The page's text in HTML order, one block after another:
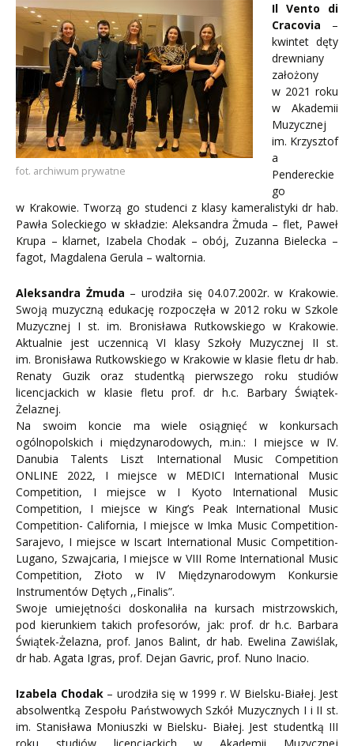
fot. archiwum prywatne
Il Vento di
Cracovia –
kwintet dęty
drewniany
założony
w 2021 roku
w Akademii
Muzycznej
im. Krzysztof
a
Pendereckie
go
w Krakowie. Tworzą go studenci z klasy kameralistyki dr hab.
Pawła Soleckiego w składzie: Aleksandra Żmuda – flet, Paweł
Krupa – klarnet, Izabela Chodak – obój, Zuzanna Bielecka –
fagot, Magdalena Gerula – waltornia.
Aleksandra Żmuda – urodziła się 04.07.2002r. w Krakowie.
Swoją muzyczną edukację rozpoczęła w 2012 roku w Szkole
Muzycznej I st. im. Bronisława Rutkowskiego w Krakowie.
Aktualnie jest uczennicą VI klasy Szkoły Muzycznej II st.
im. Bronisława Rutkowskiego w Krakowie w klasie fletu dr hab.
Renaty Guzik oraz studentką pierwszego roku studiów
licencjackich w klasie fletu prof. dr h.c. Barbary Świątek-
Żelaznej.
Na swoim koncie ma wiele osiągnięć w konkursach
ogólnopolskich i międzynarodowych, m.in.: I miejsce w IV.
Danubia Talents Liszt International Music Competition
ONLINE 2022, I miejsce w MEDICI International Music
Competition, I miejsce w I Kyoto International Music
Competition, I miejsce w King’s Peak International Music
Competition- California, I miejsce w Imka Music Competition-
Sarajevo, I miejsce w Iscart International Music Competition-
Lugano, Szwajcaria, I miejsce w VIII Rome International Music
Competition, Złoto w IV Międzynarodowym Konkursie
Instrumentów Dętych ,,Finalis”.
Swoje umiejętności doskonaliła na kursach mistrzowskich,
pod kierunkiem takich profesorów, jak: prof. dr h.c. Barbara
Świątek-Żelazna, prof. Janos Balint, dr hab. Ewelina Zawiślak,
dr hab. Agata Igras, prof. Dejan Gavric, prof. Nuno Inacio.
Izabela Chodak– urodziła się w 1999 r. W Bielsku-Białej. Jest
absolwentką Zespołu Państwowych Szkół Muzycznych I i II st.
im. Stanisława Moniuszki w Bielsku- Białej. Jest studentką III